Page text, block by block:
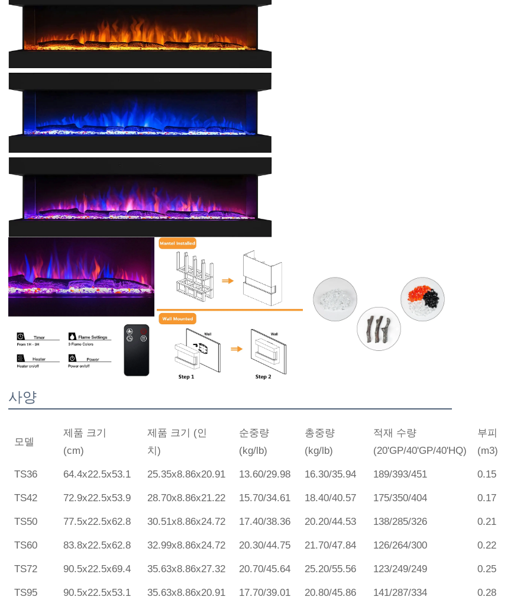
사양
모델
제품 크기
(cm)
제품 크기 (인
치)
순중량
(kg/lb)
총중량
(kg/lb)
적재 수량
(20'GP/40'GP/40'HQ)
부피
(m3)
TS36 64.4x22.5x53.1 25.35x8.86x20.91 13.60/29.98 16.30/35.94 189/393/451 0.15
TS42 72.9x22.5x53.9 28.70x8.86x21.22 15.70/34.61 18.40/40.57 175/350/404 0.17
TS50 77.5x22.5x62.8 30.51x8.86x24.72 17.40/38.36 20.20/44.53 138/285/326 0.21
TS60 83.8x22.5x62.8 32.99x8.86x24.72 20.30/44.75 21.70/47.84 126/264/300 0.22
TS72 90.5x22.5x69.4 35.63x8.86x27.32 20.70/45.64 25.20/55.56 123/249/249 0.25
TS95 90.5x22.5x53.1 35.63x8.86x20.91 17.70/39.01 20.80/45.86 141/287/334 0.28